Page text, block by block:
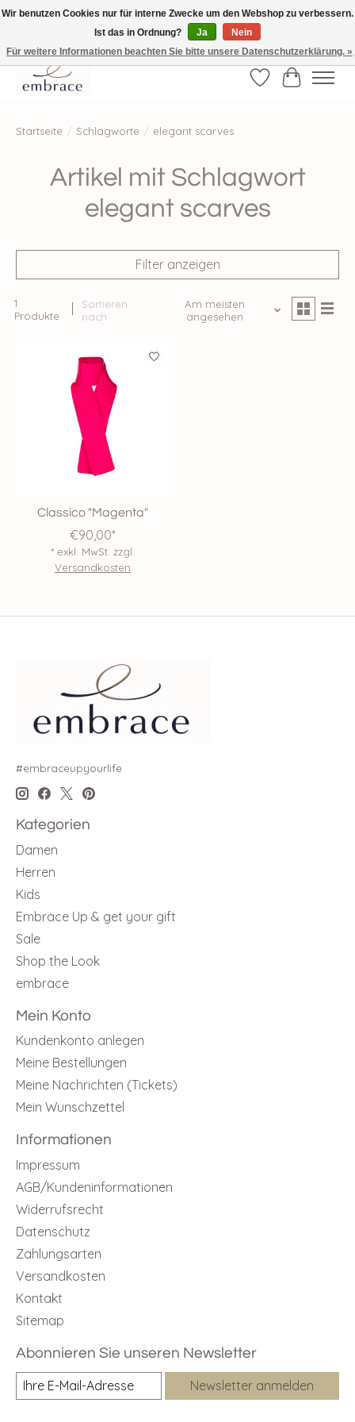
√ Versandkostenfrei ab € 40-, √ Made with Love and Happiness √Exklusiv und
nur hier im Onlineshop √high-quality & long-lasting fashion
Wunschzettel
Ihr
Startseite / Schlagworte / elegant scarves
Artikel mit Schlagwort
elegant scarves
Filter anzeigen
1
Produkte
Sortieren
nach
Am meisten
angesehen
Classico "Magenta"
€90,00*
* exkl. MwSt. zzgl.
Versandkosten
#embraceupyourlife
Kategorien
Damen
Herren
Kids
Embrace Up & get your gift
Sale
Shop the Look
embrace
Mein Konto
Kundenkonto anlegen
Meine Bestellungen
Meine Nachrichten (Tickets)
Mein Wunschzettel
Informationen
Impressum
AGB/Kundeninformationen
Widerrufsrecht
Datenschutz
Zahlungsarten
Versandkosten
Kontakt
Sitemap
Abonnieren Sie unseren Newsletter
Newsletter anmelden
Wir benutzen Cookies nur für interne Zwecke um den Webshop zu verbessern.
Ist das in Ordnung?
Ja
Nein
Für weitere Informationen beachten Sie bitte unsere Datenschutzerklärung. »